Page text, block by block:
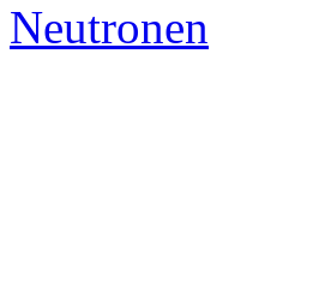
Neutronen